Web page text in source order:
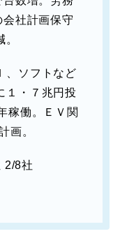
社計画保守
、ソフトなど
１・７兆円投
稼働。ＥＶ関
画。
2/8社